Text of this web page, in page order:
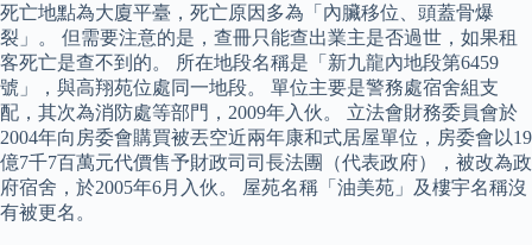
死亡地點為大廈平臺，死亡原因多為「內臟移位、頭蓋骨爆
裂」。 但需要注意的是，查冊只能查出業主是否過世，如果租
客死亡是查不到的。 所在地段名稱是「新九龍內地段第6459
號」，與高翔苑位處同一地段。 單位主要是警務處宿舍組支
配，其次為消防處等部門，2009年入伙。 立法會財務委員會於
2004年向房委會購買被丟空近兩年康和式居屋單位，房委會以19
億7千7百萬元代價售予財政司司長法團（代表政府），被改為政
府宿舍，於2005年6月入伙。 屋苑名稱「油美苑」及樓宇名稱沒
有被更名。